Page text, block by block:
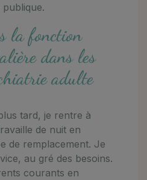
la fonction
dans les
adulte
tard, je rentre à
de nuit en
de remplacement. Je
au gré des besoins.
courants en